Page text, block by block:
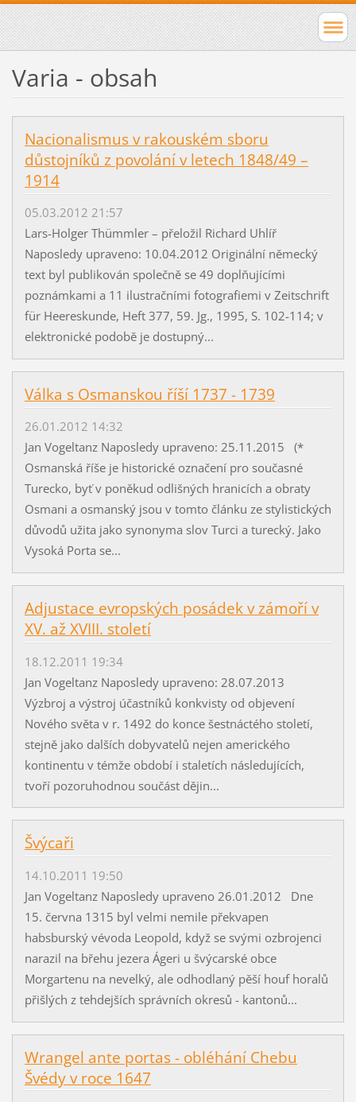
Varia - obsah
Nacionalismus v rakouském sboru
důstojníků z povolání v letech 1848/49 –
1914
05.03.2012 21:57
Lars-Holger Thümmler – přeložil Richard Uhlíř
Naposledy upraveno: 10.04.2012 Originální německý
text byl publikován společně se 49 doplňujícími
poznámkami a 11 ilustračními fotografiemi v Zeitschrift
für Heereskunde, Heft 377, 59. Jg., 1995, S. 102-114; v
elektronické podobě je dostupný...
Válka s Osmanskou říší 1737 - 1739
26.01.2012 14:32
Jan Vogeltanz Naposledy upraveno: 25.11.2015 (*
Osmanská říše je historické označení pro současné
Turecko, byť v poněkud odlišných hranicích a obraty
Osmani a osmanský jsou v tomto článku ze stylistických
důvodů užita jako synonyma slov Turci a turecký. Jako
Vysoká Porta se...
Adjustace evropských posádek v zámoří v
XV. až XVIII. století
18.12.2011 19:34
Jan Vogeltanz Naposledy upraveno: 28.07.2013
Výzbroj a výstroj účastníků konkvisty od objevení
Nového světa v r. 1492 do konce šestnáctého století,
stejně jako dalších dobyvatelů nejen amerického
kontinentu v témže období i staletích následujících,
tvoří pozoruhodnou součást dějin...
Švýcaři
14.10.2011 19:50
Jan Vogeltanz Naposledy upraveno 26.01.2012 Dne
15. června 1315 byl velmi nemile překvapen
habsburský vévoda Leopold, když se svými ozbrojenci
narazil na břehu jezera Ágeri u švýcarské obce
Morgartenu na nevelký, ale odhodlaný pěší houf horalů
přišlých z tehdejších správních okresů - kantonů...
Wrangel ante portas - obléhání Chebu
Švédy v roce 1647